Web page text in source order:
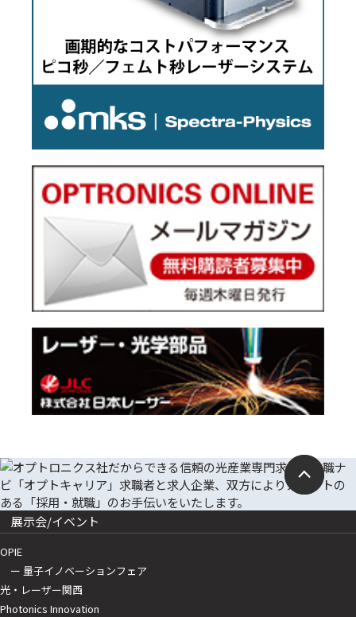
展示会/イベント
OPIE
ー 量子イノベーションフェア
光・レーザー関西
Photonics Innovation